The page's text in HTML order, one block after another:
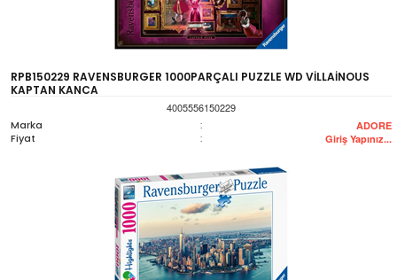
RPB150229 RAVENSBURGER 1000PARÇALI PUZZLE WD VİLLAİNOUS
KAPTAN KANCA
4005556150229
Marka
: ADORE
Fiyat : Giriş Yapınız...